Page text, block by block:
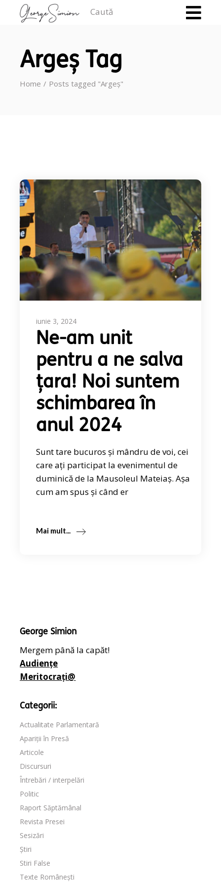
Argeș Tag
Home Posts tagged "Argeș"
iunie 3, 2024
Ne-am unit
pentru a ne salva
țara! Noi suntem
schimbarea în
anul 2024
Sunt tare bucuros și mândru de voi, cei
care ați participat la evenimentul de
duminică de la Mausoleul Mateiaș. Așa
cum am spus și când er
Mai mult...
George Simion
Mergem până la capăt!
Audiențe
Meritocrați@
Categorii:
Actualitate Parlamentară
Apariții în Presă
Articole
Discursuri
Întrebări / interpelări
Politic
Raport Săptămânal
Revista Presei
Sesizări
Știri
Stiri False
Texte Românești